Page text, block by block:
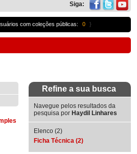
Siga:
com coleções públicas: 0 }
Refine a sua busca
Navegue pelos resultados da
pesquisa por Haydil Linhares
Elenco (2)
Ficha Técnica (2)